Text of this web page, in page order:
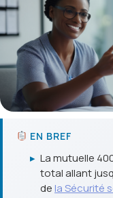
EN BREF
▸ La mutuelle
total allant
de la Sécurité